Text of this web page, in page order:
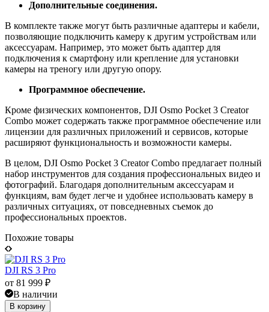
Дополнительные соединения.
В комплекте также могут быть различные адаптеры и кабели,
позволяющие подключить камеру к другим устройствам или
аксессуарам. Например, это может быть адаптер для
подключения к смартфону или крепление для установки
камеры на треногу или другую опору.
Программное обеспечение.
Кроме физических компонентов, DJI Osmo Pocket 3 Creator
Combo может содержать также программное обеспечение или
лицензии для различных приложений и сервисов, которые
расширяют функциональность и возможности камеры.
В целом, DJI Osmo Pocket 3 Creator Combo предлагает полный
набор инструментов для создания профессиональных видео и
фотографий. Благодаря дополнительным аксессуарам и
функциям, вам будет легче и удобнее использовать камеру в
различных ситуациях, от повседневных съемок до
профессиональных проектов.
Похожие товары
DJI RS 3 Pro
от 81 999 ₽
В наличии
В корзину